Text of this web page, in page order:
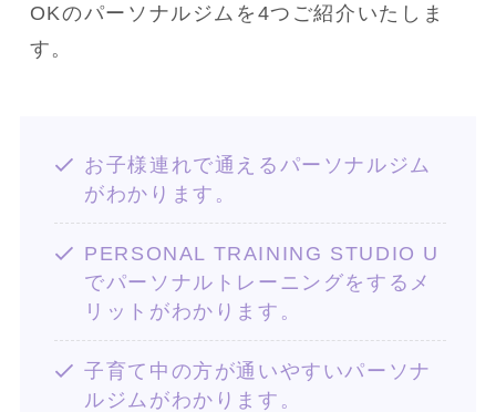
OKのパーソナルジムを4つご紹介いたしま
す。
お子様連れで通えるパーソナルジム
がわかります。
PERSONAL TRAINING STUDIO U
でパーソナルトレーニングをするメ
リットがわかります。
子育て中の方が通いやすいパーソナ
ルジムがわかります。